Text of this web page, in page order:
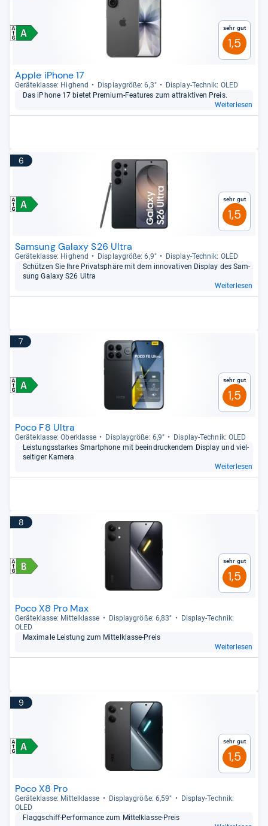
Sehr gut
1,5
Apple iPhone 17
Gerä­te­klasse: Hig­hend Dis­play­größe: 6,3"
Dis­play-​Tech­nik: OLED
Das iPhone 17 bie­tet Pre­mium-​Fea­tu­res zum attrak­ti­ven Preis.
Weiterlesen
6
Sehr gut
1,5
Samsung Galaxy S26 Ultra
Gerä­te­klasse: Hig­hend Dis­play­größe: 6,9"
Dis­play-​Tech­nik: OLED
Schüt­zen Sie Ihre Pri­vat­sphäre mit dem inno­va­ti­ven Dis­play des Sam­
sung Galaxy S26 Ultra
Weiterlesen
7
Sehr gut
1,5
Poco F8 Ultra
Gerä­te­klasse: Ober­klasse Dis­play­größe: 6,9"
Dis­play-​Tech­nik: OLED
Leis­tungs­star­kes Smart­phone mit beein­dru­cken­dem Dis­play und viel­
sei­ti­ger Kamera
Weiterlesen
8
Sehr gut
1,5
Poco X8 Pro Max
Gerä­te­klasse: Mit­tel­klasse Dis­play­größe: 6,83"
Dis­play-​Tech­nik:
OLED
Maxi­male Leis­tung zum Mit­tel­klasse-​Preis
Weiterlesen
9
Sehr gut
1,5
Poco X8 Pro
Gerä­te­klasse: Mit­tel­klasse Dis­play­größe: 6,59"
Dis­play-​Tech­nik:
OLED
Flagg­schiff-​Per­for­mance zum Mit­tel­klasse-​Preis